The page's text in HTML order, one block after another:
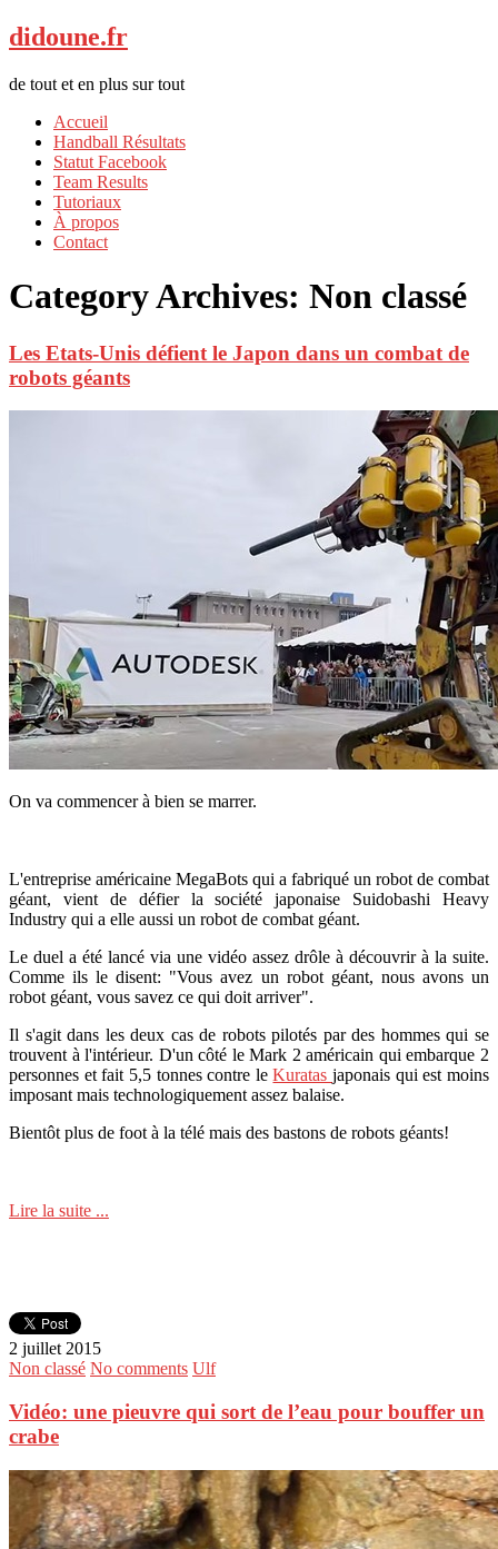
didoune.fr
de tout et en plus sur tout
Accueil
Handball Résultats
Statut Facebook
Team Results
Tutoriaux
À propos
Contact
Category Archives: Non classé
Les Etats-Unis défient le Japon dans un combat de
robots géants
On va commencer à bien se marrer.
L'entreprise américaine MegaBots qui a fabriqué un robot de combat
géant, vient de défier la société japonaise Suidobashi Heavy
Industry qui a elle aussi un robot de combat géant.
Le duel a été lancé via une vidéo assez drôle à découvrir à la suite.
Comme ils le disent: "Vous avez un robot géant, nous avons un
robot géant, vous savez ce qui doit arriver".
Il s'agit dans les deux cas de robots pilotés par des hommes qui se
trouvent à l'intérieur. D'un côté le Mark 2 américain qui embarque 2
personnes et fait 5,5 tonnes contre leKuratasjaponais qui est moins
imposant mais technologiquement assez balaise.
Bientôt plus de foot à la télé mais des bastons de robots géants!
Lire la suite ...
2 juillet 2015
Non classé No comments Ulf
Vidéo: une pieuvre qui sort de l’eau pour bouffer un
crabe